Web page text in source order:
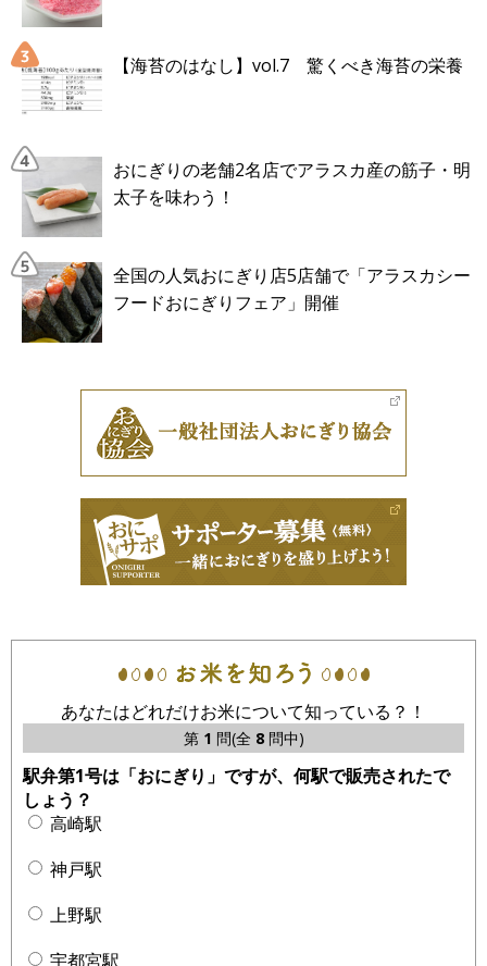
【海苔のはなし】vol.7 驚くべき海苔の栄養
おにぎりの老舗2名店でアラスカ産の筋子・明
太子を味わう！
全国の人気おにぎり店5店舗で「アラスカシー
フードおにぎりフェア」開催
あなたはどれだけお米について知っている？！
第 1 問(全 8問中)
駅弁第1号は「おにぎり」ですが、何駅で販売されたで
しょう？
高崎駅
神戸駅
上野駅
宇都宮駅